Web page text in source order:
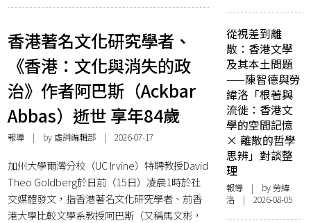
香港著名文化研究學者、
《香港：文化與消失的政
治》作者阿巴斯（Ackbar
Abbas）逝世 享年84歲
報導 | by 虛詞編輯部 | 2026-07-17
加州大學爾灣分校（UC Irvine）特聘教授David
Theo Goldberg於日前（15日）凌晨1時於社
交媒體發文，指香港著名文化研究學者、前香
港大學比較文學系教授阿巴斯（又稱馬文彬，
從視差到離
散：香港文學
及其本土問題
——陳智德與勞
緯洛「根著與
流徙：香港文
學的空間記憶
× 離散的哲學
思辨」對談整
理
報導 | by 勞緯
洛 | 2026-08-05